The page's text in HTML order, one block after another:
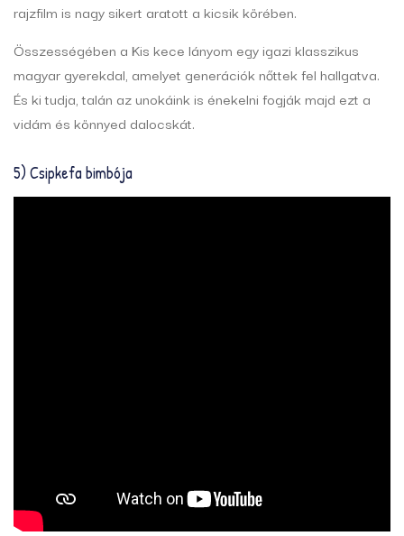
rajzfilm is nagy sikert aratott a kicsik körében.
Összességében a Kis kece lányom egy igazi klasszikus
magyar gyerekdal, amelyet generációk nőttek fel hallgatva.
És ki tudja, talán az unokáink is énekelni fogják majd ezt a
vidám és könnyed dalocskát.
5) Csipkefa bimbója